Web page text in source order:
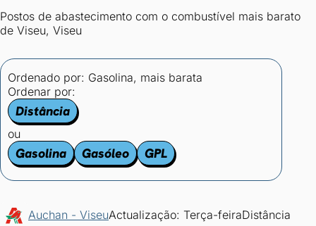
Postos de abastecimento com o combustível mais barato
de Viseu, Viseu
Ordenado por: Gasolina, mais barata
Ordenar por:
Distância
ou
Gasolina Gasóleo GPL
Auchan - ViseuActualização: Terça-feiraDistância